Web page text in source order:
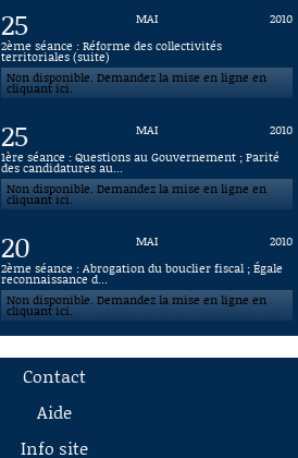
25 MAI
2010
2ème séance : Réforme des collectivités
territoriales (suite)
Non disponible. Demandez la mise en ligne en
cliquant ici.
25 MAI
2010
1ère séance : Questions au Gouvernement ; Parité
des candidatures au...
Non disponible. Demandez la mise en ligne en
cliquant ici.
20 MAI
2010
2ème séance : Abrogation du bouclier fiscal ; Égale
reconnaissance d...
Non disponible. Demandez la mise en ligne en
cliquant ici.
Contact
Aide
Info site